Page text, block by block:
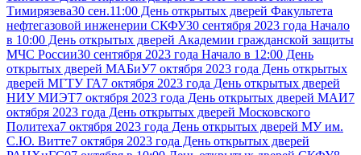
Тимирязева30 сен.11:00 День открытых дверей Факультета
нефтегазовой инженерии СКФУ30 сентября 2023 года Начало
в 10:00 День открытых дверей Академии гражданской защиты
МЧС России30 сентября 2023 года Начало в 12:00 День
открытых дверей МАБиУ7 октября 2023 года День открытых
дверей МГТУ ГА7 октября 2023 года День открытых дверей
НИУ МИЭТ7 октября 2023 года День открытых дверей МАИ7
октября 2023 года День открытых дверей Московского
Политеха7 октября 2023 года День открытых дверей МУ им.
С.Ю. Витте7 октября 2023 года День открытых дверей